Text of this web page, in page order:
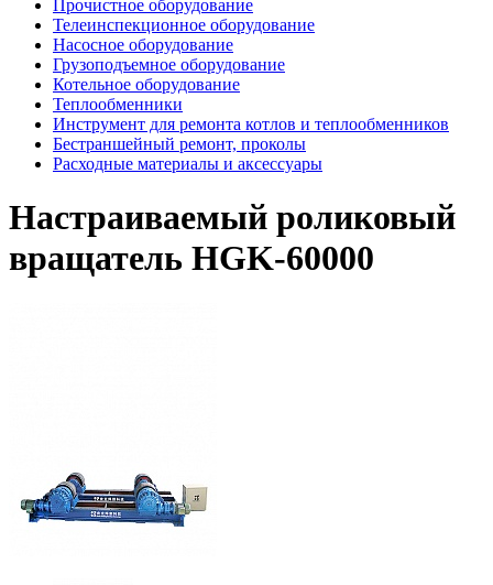
Прочистное оборудование
Телеинспекционное оборудование
Насосное оборудование
Грузоподъемное оборудование
Котельное оборудование
Теплообменники
Инструмент для ремонта котлов и теплообменников
Бестраншейный ремонт, проколы
Расходные материалы и аксессуары
Настраиваемый роликовый
вращатель HGK-60000